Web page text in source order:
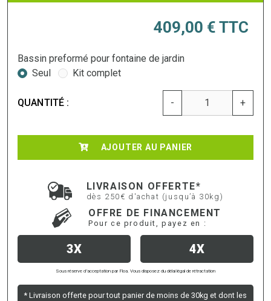
409,00 € TTC
Bassin preformé pour fontaine de jardin
Seul
Kit complet
QUANTITÉ : - +
AJOUTER AU PANIER
LIVRAISON OFFERTE*
dès 250€ d'achat (jusqu’à 30kg)
OFFRE DE FINANCEMENT
Pour ce produit, payez en :
3X 4X
Sous réserve d’acceptation par Floa. Vous disposez du délai légal de rétractation
* Livraison offerte pour tout panier de moins de 30kg et dont les